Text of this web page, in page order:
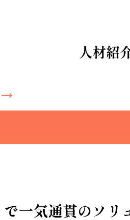
で一気通貫のソリ